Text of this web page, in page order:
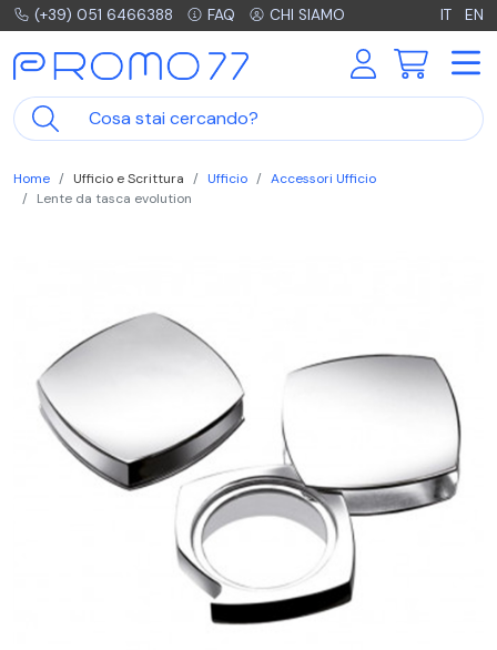
(+39) 051 6466388 FAQ CHI SIAMO IT EN
Home Ufficio e Scrittura Ufficio
Accessori Ufficio
Lente da tasca evolution